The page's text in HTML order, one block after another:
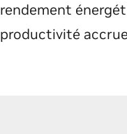
rendement
productivité